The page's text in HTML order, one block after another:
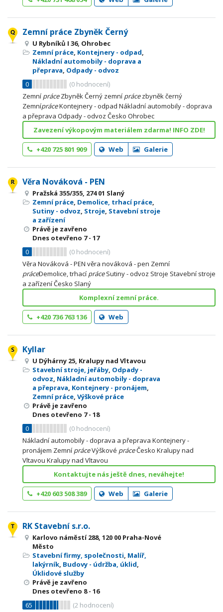
Zemní práce Zbyněk Černý
U Rybníků I 36, Ohrobec
Zemní práce, Kontejnery - odpad,
Nákladní automobily - doprava a
přeprava, Odpady - odvoz
0
(0 hodnocení)
Zemní práceZbyněk Černý zemní prácezbyněk černý
ZemnípráceKontejnery - odpad Nákladní automobily - doprava
a přeprava Odpady - odvoz Česko Ohrobec
Zavezení výkopovým materiálem zdarma! INFO ZDE!
+420 725 801 909 Web Galerie
Věra Nováková - PEN
Pražská 355/355, 274 01 Slaný
Zemní práce, Demolice, trhací práce,
Sutiny - odvoz, Stroje, Stavební stroje
a zařízení
Právě je zavřeno
Dnes otevřeno 7 - 17
0
(0 hodnocení)
Věra Nováková - PEN věra nováková - pen Zemní
práceDemolice, trhací práceSutiny - odvoz Stroje Stavební stroje
a zařízení Česko Slaný
Komplexní zemní práce.
+420 736 763 136 Web
Kyllar
U Dýhárny 25, Kralupy nad Vltavou
Stavební stroje, jeřáby, Odpady -
odvoz, Nákladní automobily - doprava
a přeprava, Kontejnery - pronájem,
Zemní práce, Výškové práce
Právě je zavřeno
Dnes otevřeno 7 - 18
0
(0 hodnocení)
Nákladní automobily - doprava a přeprava Kontejnery -
pronájem Zemní práceVýškové práceČesko Kralupy nad
Vltavou Kralupy nad Vltavou
Kontaktujte nás ještě dnes, neváhejte!
+420 603 508 389 Web Galerie
RK Stavební s.r.o.
Karlovo náměstí 288, 120 00 Praha-Nové
Město
Stavební firmy, společnosti, Malíř,
lakýrník, Budovy - údržba, úklid,
Úklidové služby
Právě je zavřeno
Dnes otevřeno 8 - 16
65
(2 hodnocení)